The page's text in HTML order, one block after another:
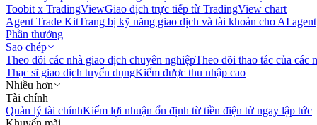
Toobit x TradingViewGiao dịch trực tiếp từ TradingView chart
Agent Trade KitTrang bị kỹ năng giao dịch và tài khoản cho AI agent
Phần thưởng
Sao chép
Theo dõi các nhà giao dịch chuyên nghiệpTheo dõi thao tác của các
Thạc sĩ giao dịch tuyển dụngKiếm được thu nhập cao
Nhiều hơn
Tài chính
Quản lý tài chínhKiếm lợi nhuận ổn định từ tiền điện tử ngay lập tức